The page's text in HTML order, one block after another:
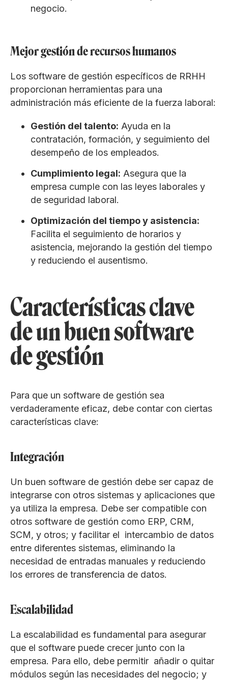
negocio.
Mejor gestión de recursos humanos
Los software de gestión específicos de RRHH
proporcionan herramientas para una
administración más eficiente de la fuerza laboral:
Gestión del talento: Ayuda en la
contratación, formación, y seguimiento del
desempeño de los empleados.
Cumplimiento legal: Asegura que la
empresa cumple con las leyes laborales y
de seguridad laboral.
Optimización del tiempo y asistencia:
Facilita el seguimiento de horarios y
asistencia, mejorando la gestión del tiempo
y reduciendo el ausentismo.
Características clave
de un buen software
de gestión
Para que un software de gestión sea
verdaderamente eficaz, debe contar con ciertas
características clave:
Integración
Un buen software de gestión debe ser capaz de
integrarse con otros sistemas y aplicaciones que
ya utiliza la empresa. Debe ser compatible con
otros software de gestión como ERP, CRM,
SCM, y otros; y facilitar el intercambio de datos
entre diferentes sistemas, eliminando la
necesidad de entradas manuales y reduciendo
los errores de transferencia de datos.
Escalabilidad
La escalabilidad es fundamental para asegurar
que el software puede crecer junto con la
empresa. Para ello, debe permitir añadir o quitar
módulos según las necesidades del negocio; y